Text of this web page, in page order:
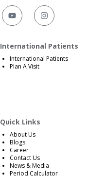
International Patients
International Patients
Plan A Visit
Quick Links
About Us
Blogs
Career
Contact Us
News & Media
Period Calculator